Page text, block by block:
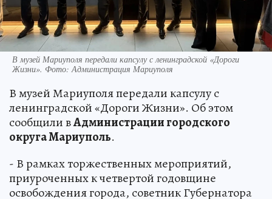
В музей Мариуполя передали капсулу с ленинградской «Дороги
Жизни». Фото: Администрация Мариуполя
В музей Мариуполя передали капсулу с
ленинградской «Дороги Жизни». Об этом
сообщили вАдминистрации городского
округа Мариуполь.
- В рамках торжественных мероприятий,
приуроченных к четвертой годовщине
освобождения города, советник Губернатора